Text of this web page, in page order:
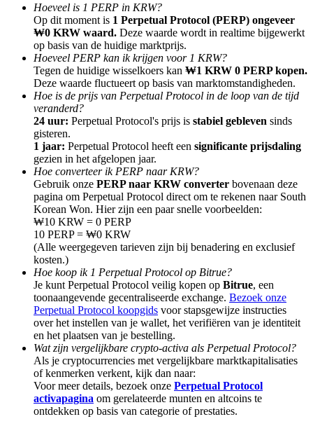
Doorverwijzing
Nodig een vriend uit om contante beloningen te ontvangen
Deposit CASHCAT & Win
Deposit CASHCAT & Win
Share 500000 CASHCAT prize pool
Exclusive for BitMart Users
Register & Trade to Win 500,000 USDT
Hoeveel is 1 PERP in KRW?
Op dit moment is 1 Perpetual Protocol (PERP) ongeveer
₩0 KRW waard. Deze waarde wordt in realtime bijgewerkt
op basis van de huidige marktprijs.
Hoeveel PERP kan ik krijgen voor 1 KRW?
Tegen de huidige wisselkoers kan ₩1 KRW 0 PERP kopen.
Deze waarde fluctueert op basis van marktomstandigheden.
Hoe is de prijs van Perpetual Protocol in de loop van de tijd
veranderd?
24 uur: Perpetual Protocol's prijs is stabiel gebleven sinds
gisteren.
1 jaar: Perpetual Protocol heeft een significante prijsdaling
gezien in het afgelopen jaar.
Hoe converteer ik PERP naar KRW?
Gebruik onze PERP naar KRW converter bovenaan deze
pagina om Perpetual Protocol direct om te rekenen naar South
Korean Won. Hier zijn een paar snelle voorbeelden:
₩10 KRW = 0 PERP
10 PERP = ₩0 KRW
(Alle weergegeven tarieven zijn bij benadering en exclusief
kosten.)
Hoe koop ik 1 Perpetual Protocol op Bitrue?
Je kunt Perpetual Protocol veilig kopen op Bitrue, een
toonaangevende gecentraliseerde exchange. Bezoek onze
Perpetual Protocol koopgids voor stapsgewijze instructies
over het instellen van je wallet, het verifiëren van je identiteit
en het plaatsen van je bestelling.
Wat zijn vergelijkbare crypto-activa als Perpetual Protocol?
Als je cryptocurrencies met vergelijkbare marktkapitalisaties
of kenmerken verkent, kijk dan naar:
Voor meer details, bezoek onze Perpetual Protocol
activapagina om gerelateerde munten en altcoins te
ontdekken op basis van categorie of prestaties.